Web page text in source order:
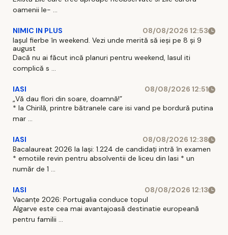
oamenii le- ...
NIMIC IN PLUS
08/08/2026 12:53
Iașul fierbe în weekend. Vezi unde merită să ieși pe 8 și 9
august
Dacă nu ai făcut incă planuri pentru weekend, Iasul iti
complică s ...
IASI
08/08/2026 12:51
„Vă dau flori din soare, doamnă!”
* la Chirilă, printre bătranele care isi vand pe bordură putina
mar ...
IASI
08/08/2026 12:38
Bacalaureat 2026 la Iași: 1.224 de candidați intră în examen
* emotiile revin pentru absolventii de liceu din Iasi * un
număr de 1 ...
IASI
08/08/2026 12:13
Vacanțe 2026: Portugalia conduce topul
Algarve este cea mai avantajoasă destinatie europeană
pentru familii ...